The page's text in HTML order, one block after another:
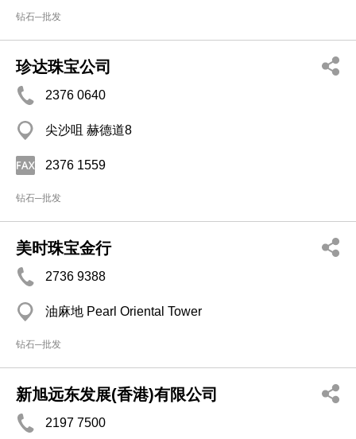
钻石─批发
珍达珠宝公司
2376 0640
尖沙咀 赫德道8
2376 1559
钻石─批发
美时珠宝金行
2736 9388
油麻地 Pearl Oriental Tower
钻石─批发
新旭远东发展(香港)有限公司
2197 7500